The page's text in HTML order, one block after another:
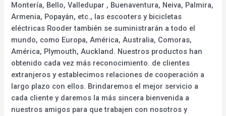
Montería, Bello, Valledupar , Buenaventura, Neiva, Palmira,
Armenia, Popayán, etc., las escooters y bicicletas
eléctricas Rooder también se suministrarán a todo el
mundo, como Europa, América, Australia, Comoras,
América, Plymouth, Auckland. Nuestros productos han
obtenido cada vez más reconocimiento. de clientes
extranjeros y establecimos relaciones de cooperación a
largo plazo con ellos. Brindaremos el mejor servicio a
cada cliente y daremos la más sincera bienvenida a
nuestros amigos para que trabajen con nosotros y